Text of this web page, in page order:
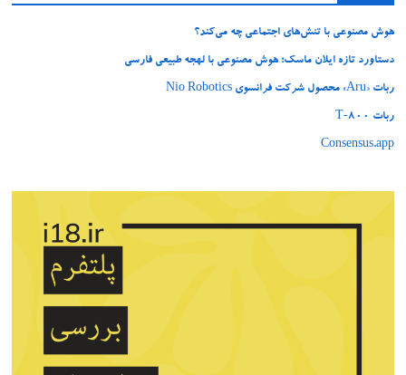
هوش مصنوعی با تنش‌های اجتماعی چه می‌کند؟
دستاورد تازه ایلان ماسک؛ هوش مصنوعی با لهجه طبیعی فارسی
ربات «Aru» محصول شرکت فرانسوی Nio Robotics
ربات T‑800
Consensus.app